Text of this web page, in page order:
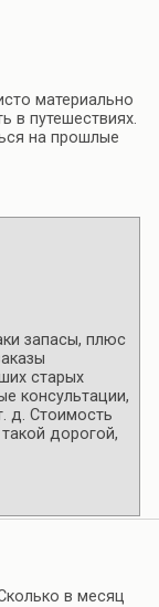
материально
в путешествиях.
на прошлые
запасы, плюс
старых
консультации,
д. Стоимость
дорогой,
в месяц